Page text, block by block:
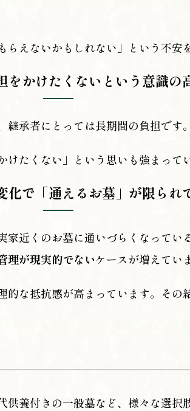
えないかもしれない」という不安
をかけたくないという意識の
継承者にとっては長期間の負担です。
たくない」という思いも強まって
化で「通えるお墓」が限られ
近くのお墓に通いづらくなって
理が現実的でないケースが増えてい
な抵抗感が高まっています。そ
養付きの一般墓など、様々な選